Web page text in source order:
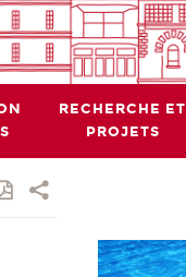
RECHERCHE ET
PROJETS